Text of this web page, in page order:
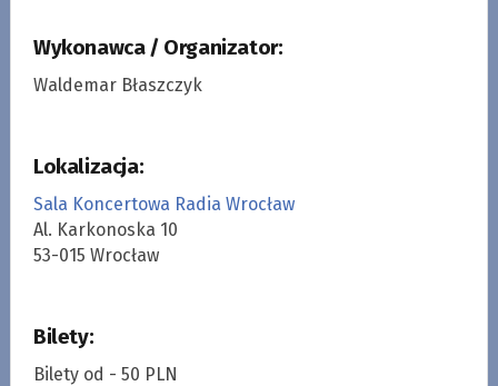
Wykonawca / Organizator:
Waldemar Błaszczyk
Lokalizacja:
Sala Koncertowa Radia Wrocław
Al. Karkonoska 10
53-015 Wrocław
Bilety:
Bilety od - 50 PLN